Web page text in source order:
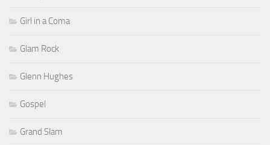
Girl in a Coma
Glam Rock
Glenn Hughes
Gospel
Grand Slam